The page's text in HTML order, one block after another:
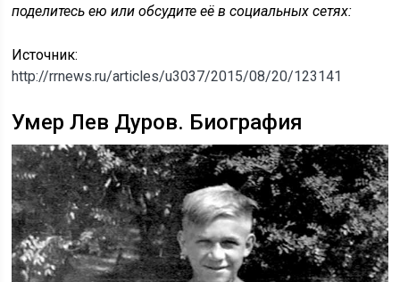
поделитесь ею или обсудите её в социальных сетях:
Источник:
http://rrnews.ru/articles/u3037/2015/08/20/123141
Умер Лев Дуров. Биография